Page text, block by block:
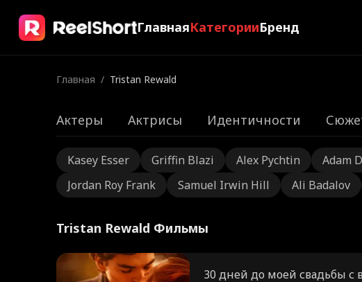
ГлавнаяКатегорииБренд
Главная / Tristan Rewald
Актеры Актрисы Идентичности
Kasey Esser Griffin Blazi Alex Pychtin Adam
Jordan Roy Frank
Samuel Irwin Hill Ali Badalov
Tristan Rewald Фильмы
30 дней до моей свадьбы с